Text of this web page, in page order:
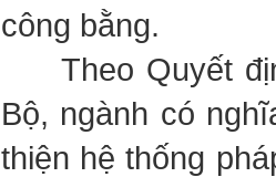
công bằng.
Theo Quyết
Bộ, ngành có
thiện hệ thống